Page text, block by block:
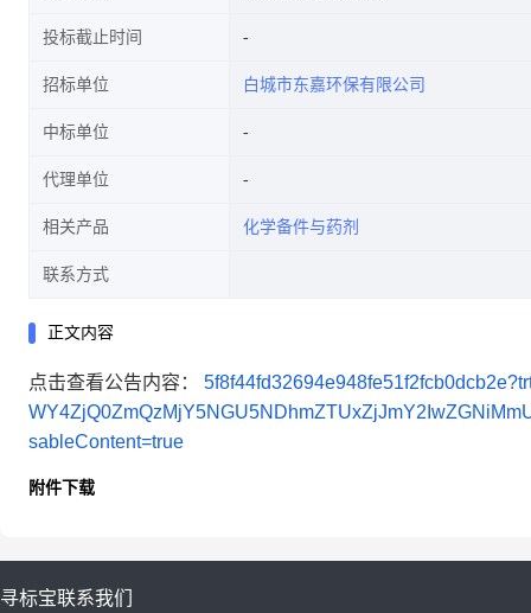
投标截止时间
招标单位 白城市东嘉环保有限公司
中标单位
代理单位
相关产品 化学备件与药剂
联系方式
正文内容
点击查看公告内容：
sableContent=true
附件下载
寻标宝联系我们